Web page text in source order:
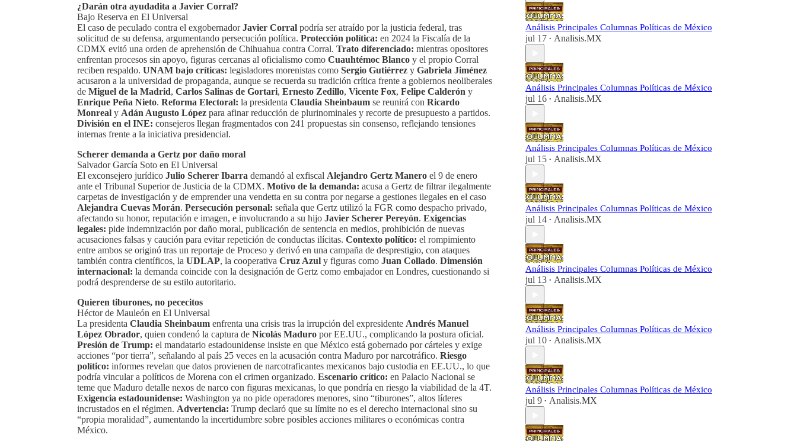
¿Darán otra ayudadita a Javier Corral?
Bajo Reserva en El Universal
El caso de peculado contra el exgobernadorJavier Corral podría ser atraído por la justicia federal, tras
solicitud de su defensa, argumentando persecución política. Protección política: en 2024 la Fiscalía de la
CDMX evitó una orden de aprehensión de Chihuahua contra Corral. Trato diferenciado: mientras opositores
enfrentan procesos sin apoyo, figuras cercanas al oficialismo como Cuauhtémoc Blanco y el propio Corral
reciben respaldo. UNAM bajo críticas: legisladores morenistas como Sergio Gutiérrez y Gabriela Jiménez
acusaron a la universidad de propaganda, aunque se recuerda su tradición crítica frente a gobiernos neoliberales
de Miguel de la Madrid, Carlos Salinas de Gortari, Ernesto Zedillo, Vicente Fox, Felipe Calderón y
Enrique Peña Nieto. Reforma Electoral: la presidenta Claudia Sheinbaum se reunirá con Ricardo
Monreal y Adán Augusto López para afinar reducción de plurinominales y recorte de presupuesto a partidos.
División en el INE: consejeros llegan fragmentados con 241 propuestas sin consenso, reflejando tensiones
internas frente a la iniciativa presidencial.
Scherer demanda a Gertz por daño moral
Salvador García Soto en El Universal
El exconsejero jurídico Julio Scherer Ibarra demandó al exfiscal Alejandro Gertz Manero el 9 de enero
ante el Tribunal Superior de Justicia de la CDMX. Motivo de la demanda: acusa a Gertz de filtrar ilegalmente
carpetas de investigación y de emprender una vendetta en su contra por negarse a gestiones ilegales en el caso
Alejandra Cuevas Morán. Persecución personal: señala que Gertz utilizó la FGR como despacho privado,
afectando su honor, reputación e imagen, e involucrando a su hijo Javier Scherer Pereyón. Exigencias
legales: pide indemnización por daño moral, publicación de sentencia en medios, prohibición de nuevas
acusaciones falsas y caución para evitar repetición de conductas ilícitas. Contexto político: el rompimiento
entre ambos se originó tras un reportaje de Proceso y derivó en una campaña de desprestigio, con ataques
también contra científicos, la UDLAP, la cooperativa Cruz Azul y figuras como Juan Collado. Dimensión
internacional: la demanda coincide con la designación de Gertz como embajador en Londres, cuestionando si
podrá desprenderse de su estilo autoritario.
Quieren tiburones, no pececitos
Héctor de Mauleón en El Universal
La presidenta Claudia Sheinbaum enfrenta una crisis tras la irrupción del expresidente Andrés Manuel
López Obrador, quien condenó la captura de Nicolás Maduro por EE.UU., complicando la postura oficial.
Presión de Trump: el mandatario estadounidense insiste en que México está gobernado por cárteles y exige
acciones “por tierra”, señalando al país 25 veces en la acusación contra Maduro por narcotráfico. Riesgo
político: informes revelan que datos provienen de narcotraficantes mexicanos bajo custodia en EE.UU., lo que
podría vincular a políticos de Morena con el crimen organizado. Escenario crítico: en Palacio Nacional se
teme que Maduro detalle nexos de narco con figuras mexicanas, lo que pondría en riesgo la viabilidad de la 4T.
Exigencia estadounidense: Washington ya no pide operadores menores, sino “tiburones”, altos líderes
incrustados en el régimen. Advertencia: Trump declaró que su límite no es el derecho internacional sino su
“propia moralidad”, aumentando la incertidumbre sobre posibles acciones militares o económicas contra
México.
Análisis Principales Columnas Políticas de México
jul 17 • Analisis.MX
Análisis Principales Columnas Políticas de México
jul 16 • Analisis.MX
Análisis Principales Columnas Políticas de México
jul 15 • Analisis.MX
Análisis Principales Columnas Políticas de México
jul 14 • Analisis.MX
Análisis Principales Columnas Políticas de México
jul 13 • Analisis.MX
Análisis Principales Columnas Políticas de México
jul 10 • Analisis.MX
Análisis Principales Columnas Políticas de México
jul 9 • Analisis.MX